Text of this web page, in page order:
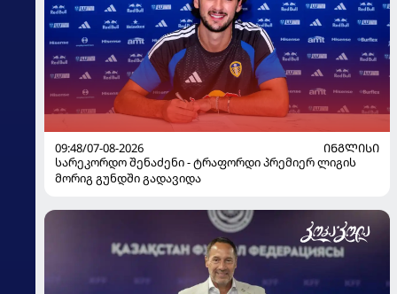
09:48/07-08-2026
ᲘᲜᲒᲚᲘᲡᲘ
სარეკორდო შენაძენი - ტრაფორდი პრემიერ ლიგის
მორიგ გუნდში გადავიდა